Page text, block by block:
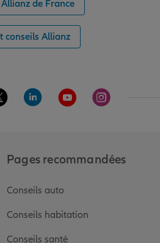
de France
conseils Allianz
page Facebook de Allianz
sur la page Twitter de Allianz
Aller sur la page Linkedin de
Aller sur la page
Aller sur la
Pages recommandées
Conseils auto
Conseils habitation
Conseils santé